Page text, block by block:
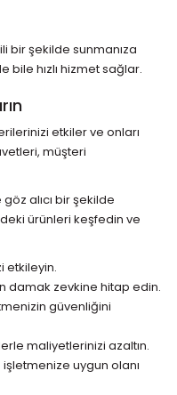
bir şekilde sunmanıza
bile hızlı hizmet sağlar.
etkiler ve onları
müşteri
alıcı bir şekilde
ürünleri keşfedin ve
etkileyin.
damak zevkine hitap edin.
güvenliğini
maliyetlerinizi azaltın.
işletmenize uygun olanı